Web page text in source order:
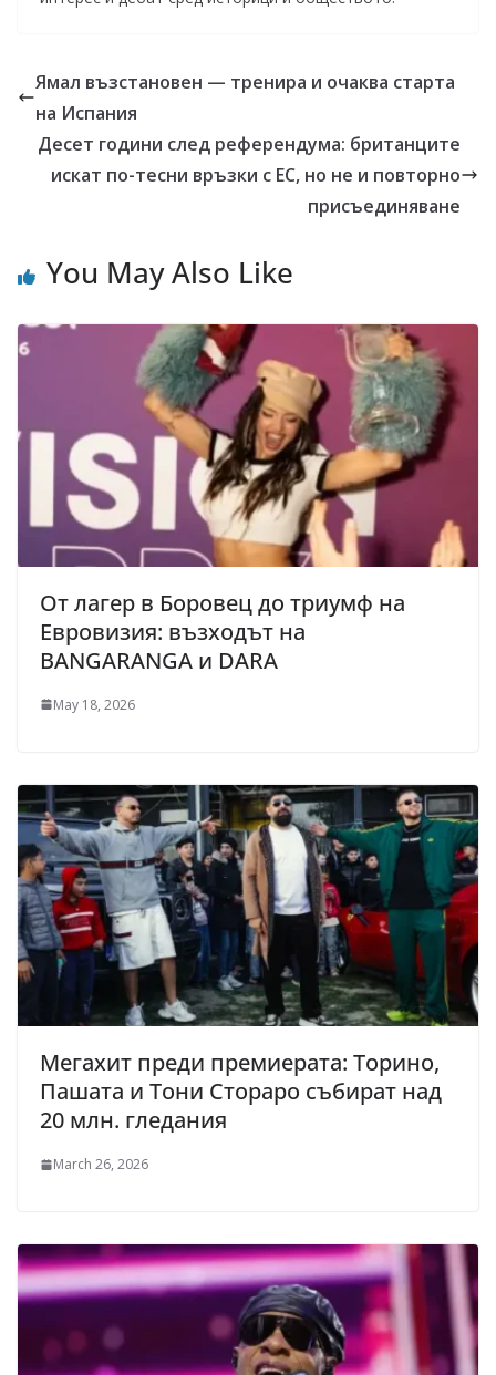
Ямал възстановен — тренира и очаква старта
на Испания
Десет години след референдума: британците
искат по-тесни връзки с ЕС, но не и повторно
присъединяване
You May Also Like
От лагер в Боровец до триумф на
Евровизия: възходът на
BANGARANGA и DARA
May 18, 2026
Мегахит преди премиерата: Торино,
Пашата и Тони Стораро събират над
20 млн. гледания
March 26, 2026